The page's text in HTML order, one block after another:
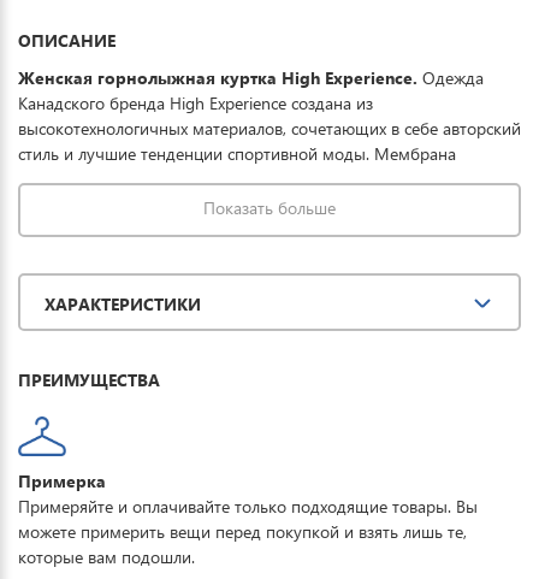
ОПИСАНИЕ
Женская горнолыжная куртка High Experience. Одежда
Канадского бренда High Experience создана из
высокотехнологичных материалов, сочетающих в себе авторский
стиль и лучшие тенденции спортивной моды. Мембрана
15000/15000 защищает от мокрого снега, порывистого ветра и
ледяного дождя, дополнительно ткань обработана
водоотталкивающей пропиткой, что в целом обеспечивает
необходимом комфорте. Тонкий и легкий
утеплитель выдерживает температурный режим до -40°.
Отличная модель для занятия зимними видами спорта и
Показать больше
ХАРАКТЕРИСТИКИ
ПРЕИМУЩЕСТВА
Примерка
Примеряйте и оплачивайте только подходящие товары. Вы
можете примерить вещи перед покупкой и взять лишь те,
которые вам подошли.